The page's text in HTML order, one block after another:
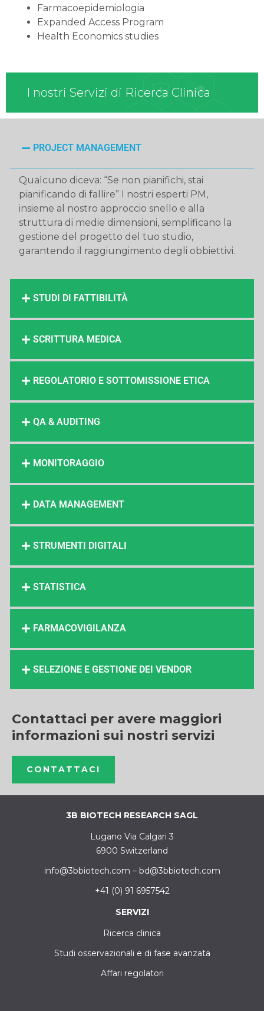
Farmacoepidemiologia
Expanded Access Program
Health Economics studies
I nostri Servizi di Ricerca Clinica
PROJECT MANAGEMENT
Qualcuno diceva: “Se non pianifichi, stai
pianificando di fallire” I nostri esperti PM,
insieme al nostro approccio snello e alla
struttura di medie dimensioni, semplificano la
gestione del progetto del tuo studio,
garantendo il raggiungimento degli obbiettivi.
STUDI DI FATTIBILITÀ
SCRITTURA MEDICA
REGOLATORIO E SOTTOMISSIONE ETICA
QA & AUDITING
MONITORAGGIO
DATA MANAGEMENT
STRUMENTI DIGITALI
STATISTICA
FARMACOVIGILANZA
SELEZIONE E GESTIONE DEI VENDOR
Contattaci per avere maggiori
informazioni sui nostri servizi
CONTATTACI
3B BIOTECH RESEARCH SAGL
Lugano Via Calgari 3
6900 Switzerland
info@3bbiotech.com – bd@3bbiotech.com
+41 (0) 91 6957542
SERVIZI
Ricerca clinica
Studi osservazionali e di fase avanzata
Affari regolatori